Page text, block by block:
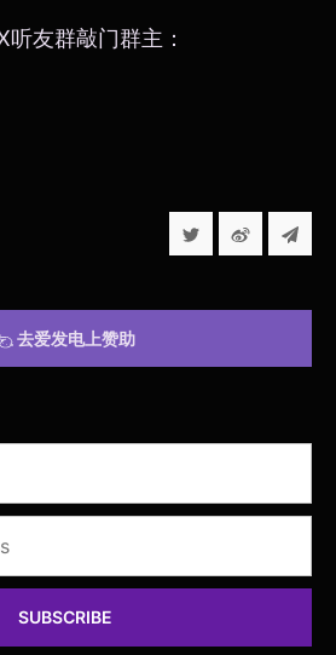
友群敲门群主：
去爱发电上赞助
SUBSCRIBE